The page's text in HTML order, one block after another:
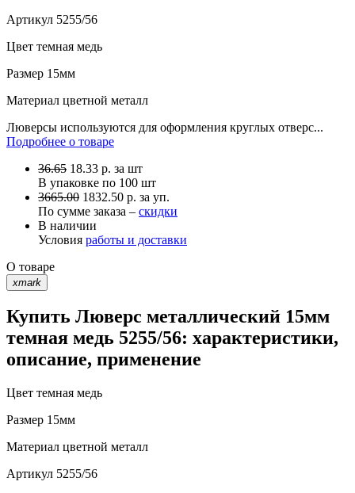
Артикул 5255/56
Цвет темная медь
Размер 15мм
Материал цветной металл
Люверсы используются для оформления круглых отверс...
Подробнее о товаре
36.65 18.33 р. за шт
В упаковке по 100 шт
3665.00 1832.50 р. за уп.
По сумме заказа – скидки
В наличии
Условия работы и доставки
О товаре
xmark
Купить Люверс металлический 15мм
темная медь 5255/56: характеристики,
описание, применение
Цвет темная медь
Размер 15мм
Материал цветной металл
Артикул 5255/56